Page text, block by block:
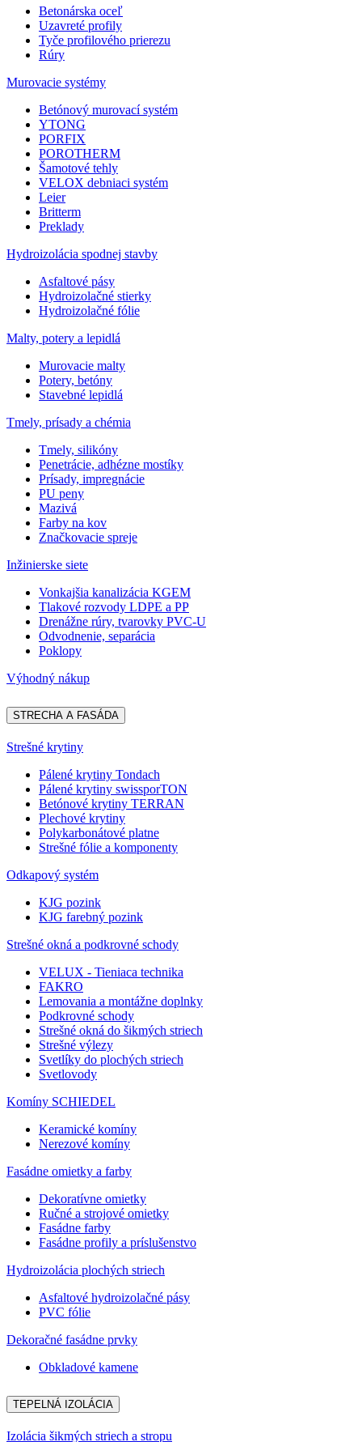
Betonárska oceľ
Uzavreté profily
Tyče profilového prierezu
Rúry
Murovacie systémy
Betónový murovací systém
YTONG
PORFIX
POROTHERM
Šamotové tehly
VELOX debniaci systém
Leier
Britterm
Preklady
Hydroizolácia spodnej stavby
Asfaltové pásy
Hydroizolačné stierky
Hydroizolačné fólie
Malty, potery a lepidlá
Murovacie malty
Potery, betóny
Stavebné lepidlá
Tmely, prísady a chémia
Tmely, silikóny
Penetrácie, adhézne mostíky
Prísady, impregnácie
PU peny
Mazivá
Farby na kov
Značkovacie spreje
Inžinierske siete
Vonkajšia kanalizácia KGEM
Tlakové rozvody LDPE a PP
Drenážne rúry, tvarovky PVC-U
Odvodnenie, separácia
Poklopy
Výhodný nákup
STRECHA A FASÁDA
Strešné krytiny
Pálené krytiny Tondach
Pálené krytiny swissporTON
Betónové krytiny TERRAN
Plechové krytiny
Polykarbonátové platne
Strešné fólie a komponenty
Odkapový systém
KJG pozink
KJG farebný pozink
Strešné okná a podkrovné schody
VELUX - Tieniaca technika
FAKRO
Lemovania a montážne doplnky
Podkrovné schody
Strešné okná do šikmých striech
Strešné výlezy
Svetlíky do plochých striech
Svetlovody
Komíny SCHIEDEL
Keramické komíny
Nerezové komíny
Fasádne omietky a farby
Dekoratívne omietky
Ručné a strojové omietky
Fasádne farby
Fasádne profily a príslušenstvo
Hydroizolácia plochých striech
Asfaltové hydroizolačné pásy
PVC fólie
Dekoračné fasádne prvky
Obkladové kamene
TEPELNÁ IZOLÁCIA
Izolácia šikmých striech a stropu